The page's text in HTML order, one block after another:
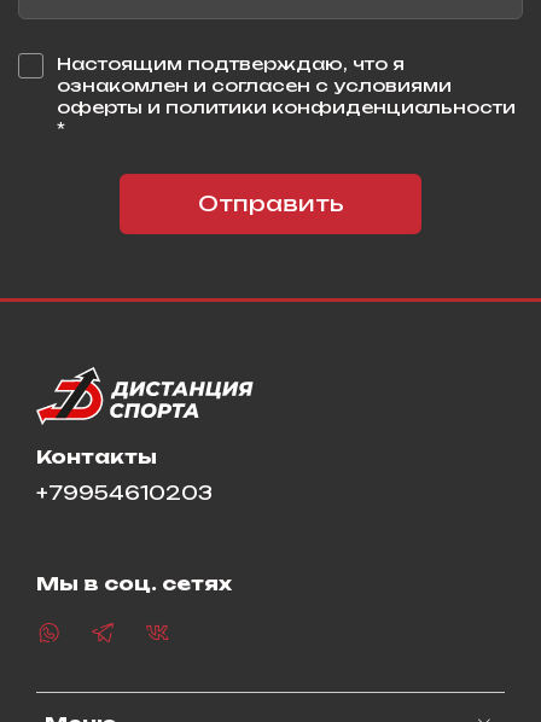
Настоящим подтверждаю, что я
ознакомлен и согласен с условиями
оферты и политики конфиденциальности
*
Отправить
Контакты
+79954610203
Мы в соц. сетях